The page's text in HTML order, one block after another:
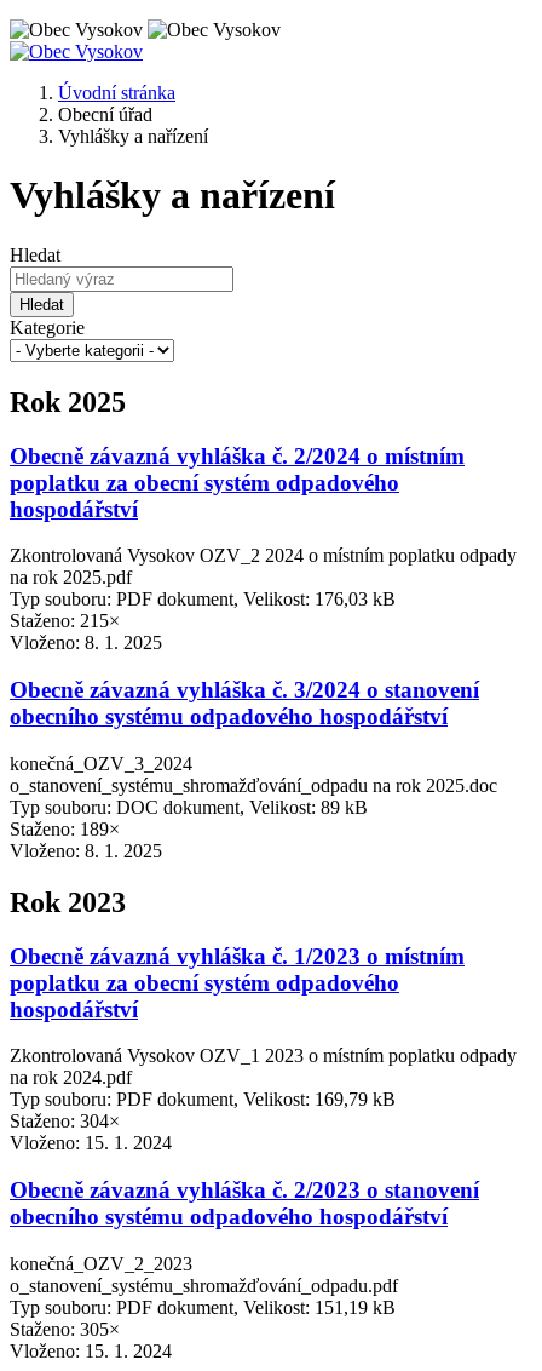
Úvodní stránka
Obecní úřad
Vyhlášky a nařízení
Vyhlášky a nařízení
Hledat
Hledat
Kategorie
Rok 2025
Obecně závazná vyhláška č. 2/2024 o místním
poplatku za obecní systém odpadového
hospodářství
Zkontrolovaná Vysokov OZV_2 2024 o místním poplatku odpady
na rok 2025.pdf
Typ souboru: PDF dokument, Velikost: 176,03 kB
Staženo: 215×
Vloženo: 8. 1. 2025
Obecně závazná vyhláška č. 3/2024 o stanovení
obecního systému odpadového hospodářství
konečná_OZV_3_2024
o_stanovení_systému_shromažďování_odpadu na rok 2025.doc
Typ souboru: DOC dokument, Velikost: 89 kB
Staženo: 189×
Vloženo: 8. 1. 2025
Rok 2023
Obecně závazná vyhláška č. 1/2023 o místním
poplatku za obecní systém odpadového
hospodářství
Zkontrolovaná Vysokov OZV_1 2023 o místním poplatku odpady
na rok 2024.pdf
Typ souboru: PDF dokument, Velikost: 169,79 kB
Staženo: 304×
Vloženo: 15. 1. 2024
Obecně závazná vyhláška č. 2/2023 o stanovení
obecního systému odpadového hospodářství
konečná_OZV_2_2023
o_stanovení_systému_shromažďování_odpadu.pdf
Typ souboru: PDF dokument, Velikost: 151,19 kB
Staženo: 305×
Vloženo: 15. 1. 2024